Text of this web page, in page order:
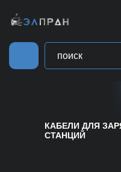
КАБЕЛИ ДЛЯ
СТАНЦИЙ